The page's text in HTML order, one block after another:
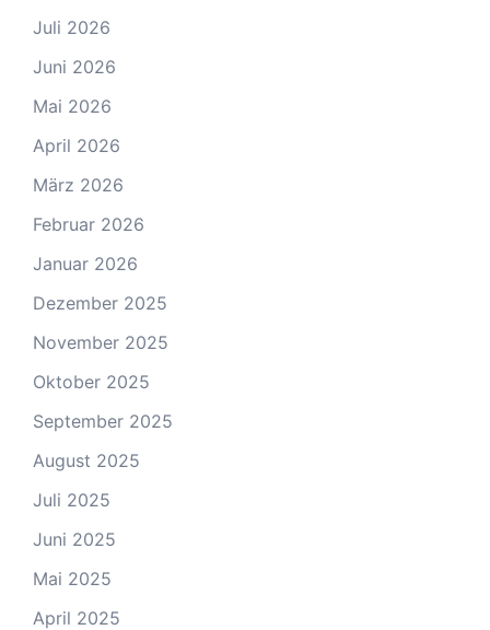
Juli 2026
Juni 2026
Mai 2026
April 2026
März 2026
Februar 2026
Januar 2026
Dezember 2025
November 2025
Oktober 2025
September 2025
August 2025
Juli 2025
Juni 2025
Mai 2025
April 2025